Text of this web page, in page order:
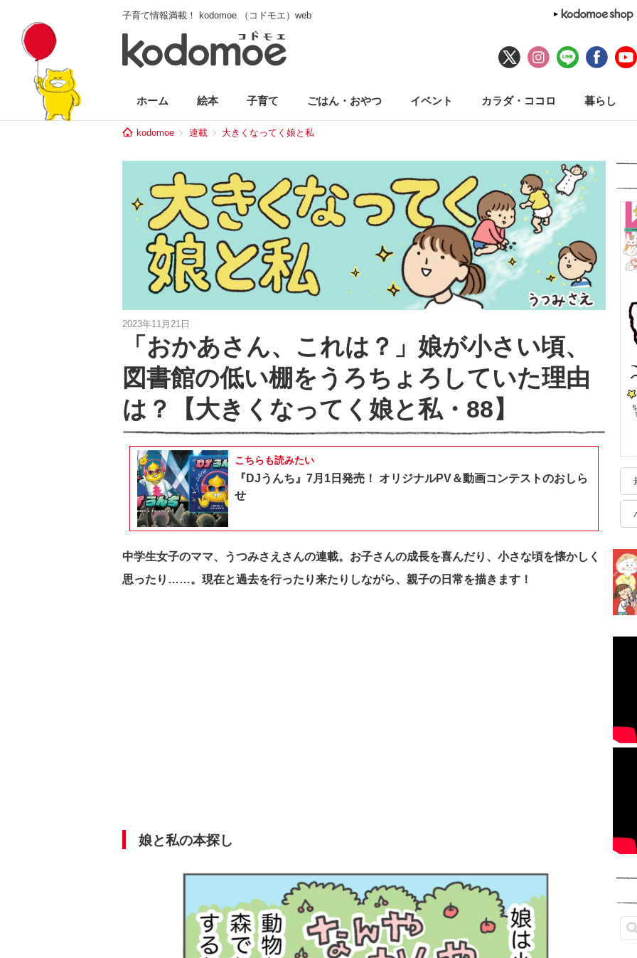
子育て情報満載！ kodomoe （コドモエ）web
ホーム 絵本 子育て ごはん・おやつ イベント カラダ・ココロ 暮らし
kodomoe 連載 大きくなってく娘と私
2023年11月21日
「おかあさん、これは？」娘が小さい頃、
図書館の低い棚をうろちょろしていた理由
は？【大きくなってく娘と私・88】
こちらも読みたい
『DJうんち』7月1日発売！ オリジナルPV＆動画コンテストのおしら
せ
中学生女子のママ、
うつみさえさんの連載。お子さんの成長を喜んだり、小さな頃を懐かしく
思ったり……。現在と過去を行ったり来たりしながら、親子の日常を描きます！
娘と私の本探し